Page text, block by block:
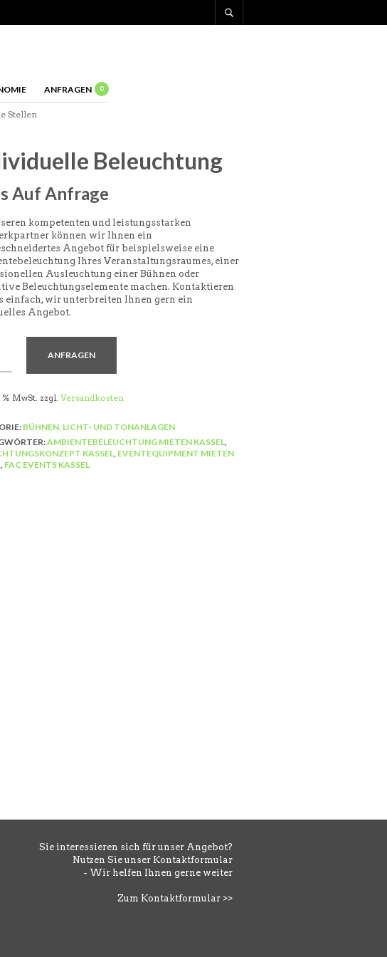
ANFRAGEN 0
Stellen
Beleuchtung
Auf Anfrage
kompetenten und leistungsstarken
können wir Ihnen ein
Angebot für beispielsweise eine
Ihres Veranstaltungsraumes, einer
Ausleuchtung einer Bühnen oder
Beleuchtungselemente machen. Kontaktieren
einfach, wir unterbreiten Ihnen gern ein
Angebot.
ANFRAGEN
MwSt. zzgl. Versandkosten
BÜHNEN, LICHT- UND TONANLAGEN
AMBIENTEBELEUCHTUNG MIETEN KASSEL,
KASSEL, EVENTEQUIPMENT MIETEN
, FAC EVENTS KASSEL
Sie interessieren sich für unser Angebot?
Nutzen Sie unser Kontaktformular
- Wir helfen Ihnen gerne weiter
Zum Kontaktformular >>